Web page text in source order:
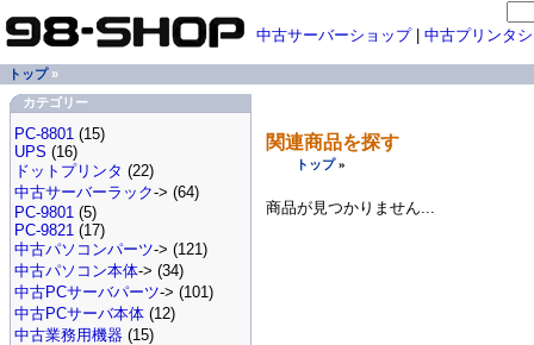
関連商品を探す
トップ»
商品が見つかりません...
中古サーバーショップ| 中古プリンタ
トップ»
カテゴリー
PC-8801 (15)
UPS (16)
ドットプリンタ (22)
中古サーバーラック-> (64)
PC-9801 (5)
PC-9821 (17)
中古パソコンパーツ-> (121)
中古パソコン本体-> (34)
中古PCサーバパーツ-> (101)
中古PCサーバ本体 (12)
中古業務用機器 (15)